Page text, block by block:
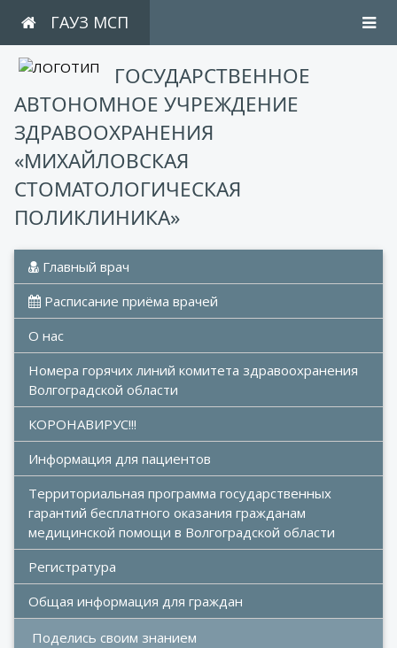
ГАУЗ МСП
ГОСУДАРСТВЕННОЕ
АВТОНОМНОЕ УЧРЕЖДЕНИЕ
ЗДРАВООХРАНЕНИЯ
«МИХАЙЛОВСКАЯ
СТОМАТОЛОГИЧЕСКАЯ
ПОЛИКЛИНИКА»
Главный врач
Расписание приёма врачей
О нас
Номера горячих линий комитета здравоохранения
Волгоградской области
КОРОНАВИРУС!!!
Информация для пациентов
Территориальная программа государственных
гарантий бесплатного оказания гражданам
медицинской помощи в Волгоградской области
Регистратура
Общая информация для граждан
Поделись своим знанием